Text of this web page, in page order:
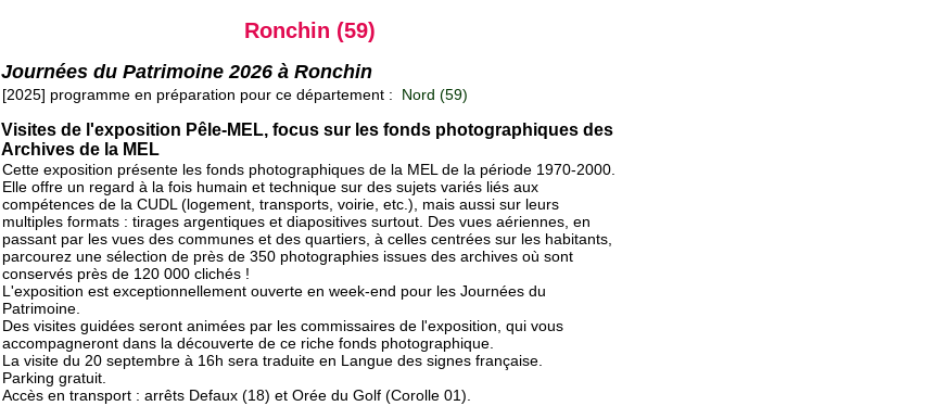
Ronchin (59)
Journées du Patrimoine 2026 à Ronchin
[2025] programme en préparation pour ce département : Nord (59)
Visites de l'exposition Pêle-MEL, focus sur les fonds photographiques des
Archives de la MEL
Cette exposition présente les fonds photographiques de la MEL de la période 1970-2000.
Elle offre un regard à la fois humain et technique sur des sujets variés liés aux
compétences de la CUDL (logement, transports, voirie, etc.), mais aussi sur leurs
multiples formats : tirages argentiques et diapositives surtout. Des vues aériennes, en
passant par les vues des communes et des quartiers, à celles centrées sur les habitants,
parcourez une sélection de près de 350 photographies issues des archives où sont
conservés près de 120 000 clichés !
L'exposition est exceptionnellement ouverte en week-end pour les Journées du
Patrimoine.
Des visites guidées seront animées par les commissaires de l'exposition, qui vous
accompagneront dans la découverte de ce riche fonds photographique.
La visite du 20 septembre à 16h sera traduite en Langue des signes française.
Parking gratuit.
Accès en transport : arrêts Defaux (18) et Orée du Golf (Corolle 01).